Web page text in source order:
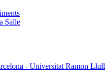
Salle
- Universitat Ramon Llull